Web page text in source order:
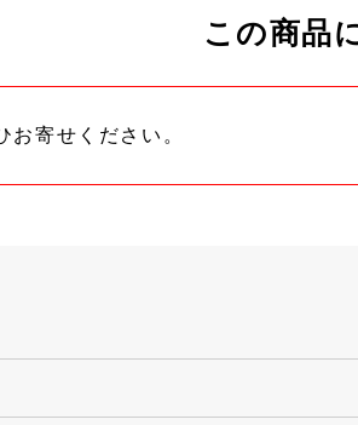
この商品
お寄せください。